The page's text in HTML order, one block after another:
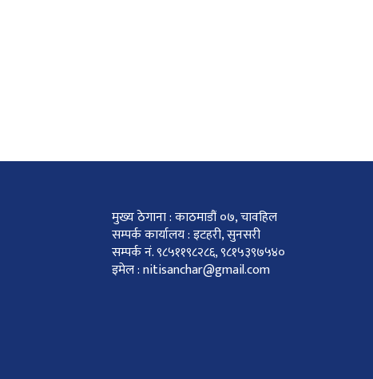
मुख्य ठेगाना : काठमाडौं ०७, चावहिल
सम्पर्क कार्यालय : इटहरी, सुनसरी
सम्पर्क नं. ९८५११९८२८६, ९८१५३९७५४०
इमेल : nitisanchar@gmail.com